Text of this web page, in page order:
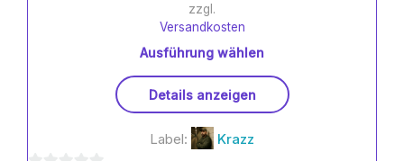
zzgl.
Versandkosten
Ausführung wählen
Produkt
weist
mehrere
Details anzeigen
Label: Krazz